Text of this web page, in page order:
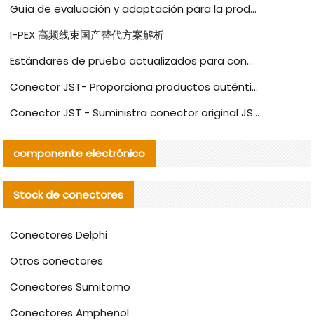
Guía de evaluación y adaptación para la producción en serie de componentes de cables nacionales para CNC Tech
I-PEX 高频线束国产替代方案解析
Estándares de prueba actualizados para conectores nacionales bajo la referencia de CLIFF
Conector JST- Proporciona productos auténticos y alternativos del conector JST NSHR-02V-S
Conector JST - Suministra conector original JST GHR-09V-S | productos alternativos
componente electrónico
Stock de conectores
Conectores Delphi
Otros conectores
Conectores Sumitomo
Conectores Amphenol